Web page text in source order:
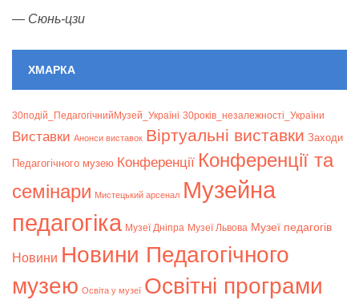
— Сюнь-цзи
ХМАРКА
30подій_ПедагогічнийМузей_Україні 30років_незалежності_України
Bиставки Анонси виставок Віртуальні виставки Заходи
Педагогічного музею Конференції Конференції та
семінари Мистецький арсенал Музейна
педагогіка Музеї Дніпра Музеї Львова Музеї педагогів
Новини Новини Педагогічного
музею Освіта у музеї Освітні програми